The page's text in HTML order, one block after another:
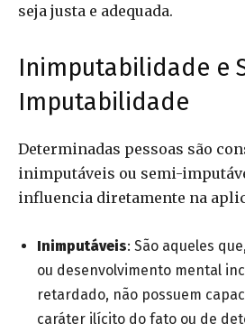
seja justa e adequada.
Inimputabilidade e
Imputabilidade
Determinadas pessoas são
inimputáveis ou semi-
influencia diretamente na
Inimputáveis: São aqueles
ou desenvolvimento mental
retardado, não possuem
caráter ilícito do fato ou de